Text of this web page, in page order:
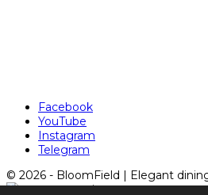
Facebook
YouTube
Instagram
Telegram
© 2026 - BloomField | Elegant